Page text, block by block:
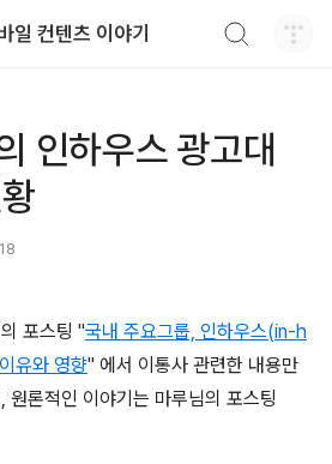
일 컨텐츠 이야기
인하우스 광고대
포스팅 "국내 주요그룹, 인하우스(in-h
유와 영향" 에서 이통사 관련한 내용만
원론적인 이야기는 마루님의 포스팅